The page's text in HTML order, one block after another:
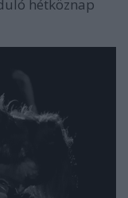
hétköznap